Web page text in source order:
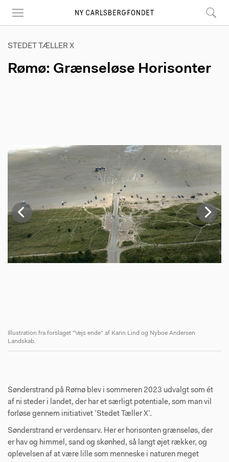
main
STEDET TÆLLER X
Rømø: Grænseløse Horisonter
Illustration fra forslaget "Vejs ende" af Karin Lind og Nyboe Andersen
Landskab.
Sønderstrand på Rømø blev i sommeren 2023 udvalgt som ét
af ni steder i landet, der har et særligt potentiale, som man vil
forløse gennem initiativet ’Stedet Tæller X’.
Sønderstrand er verdensarv. Her er horison­ten grænseløs, der
er hav og himmel, sand og skønhed, så langt øjet rækker, og
oplevelsen af at være lille som menneske i naturen meget